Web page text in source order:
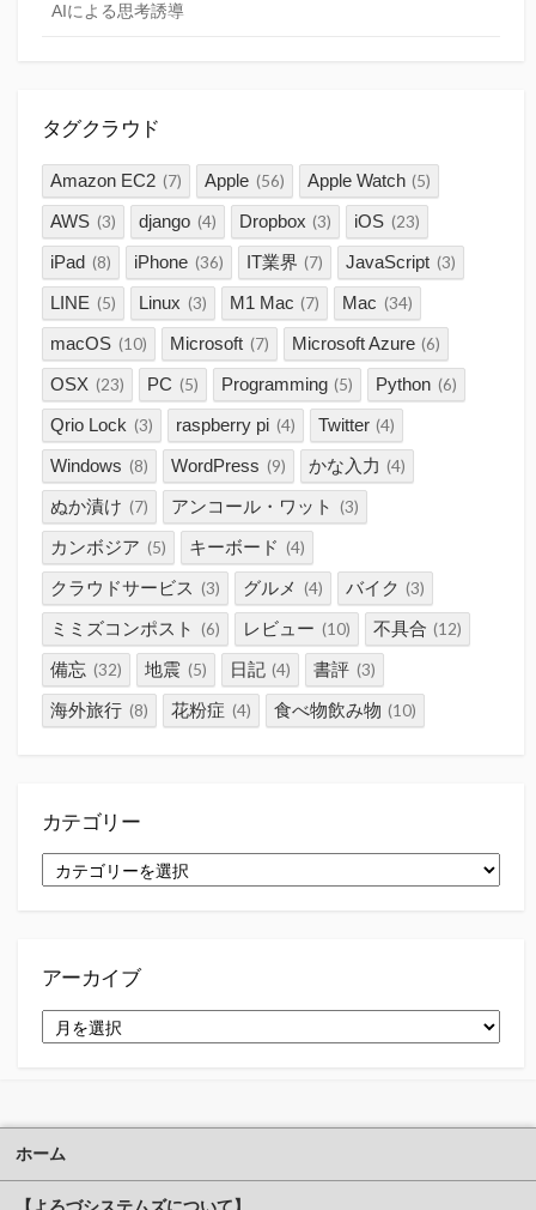
AIによる思考誘導
タグクラウド
Amazon EC2 (7) Apple (56) Apple Watch (5)
AWS (3) django (4) Dropbox (3) iOS (23)
iPad (8) iPhone (36) IT業界 (7) JavaScript (3)
LINE (5) Linux (3) M1 Mac (7) Mac (34)
macOS (10) Microsoft (7) Microsoft Azure (6)
OSX (23) PC (5) Programming (5) Python (6)
Qrio Lock (3) raspberry pi (4) Twitter (4)
Windows (8) WordPress (9) かな入力 (4)
ぬか漬け (7) アンコール・ワット (3)
カンボジア (5) キーボード (4)
クラウドサービス (3) グルメ (4) バイク (3)
ミミズコンポスト (6) レビュー (10) 不具合 (12)
備忘 (32) 地震 (5) 日記 (4) 書評 (3)
海外旅行 (8) 花粉症 (4) 食べ物飲み物 (10)
カテゴリー
テ
アーカイブ
ー
ホーム